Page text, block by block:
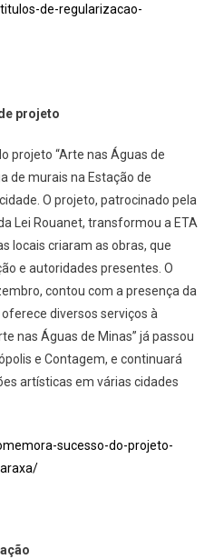
de-regularizacao-
projeto
projeto “Arte nas Águas de
de murais na Estação de
O projeto, patrocinado pela
Lei Rouanet, transformou a ETA
locais criaram as obras, que
e autoridades presentes. O
contou com a presença da
diversos serviços à
nas Águas de Minas” já passou
e Contagem, e continuará
artísticas em várias cidades
sucesso-do-projeto-